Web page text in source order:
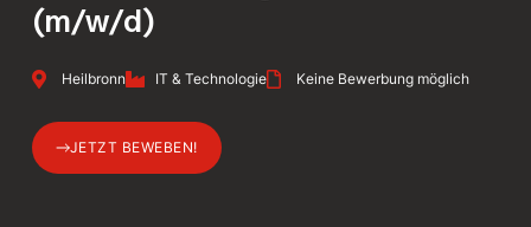
(m/w/d)
Heilbronn IT & Technologie Keine Bewerbung möglich
JETZT BEWEBEN!